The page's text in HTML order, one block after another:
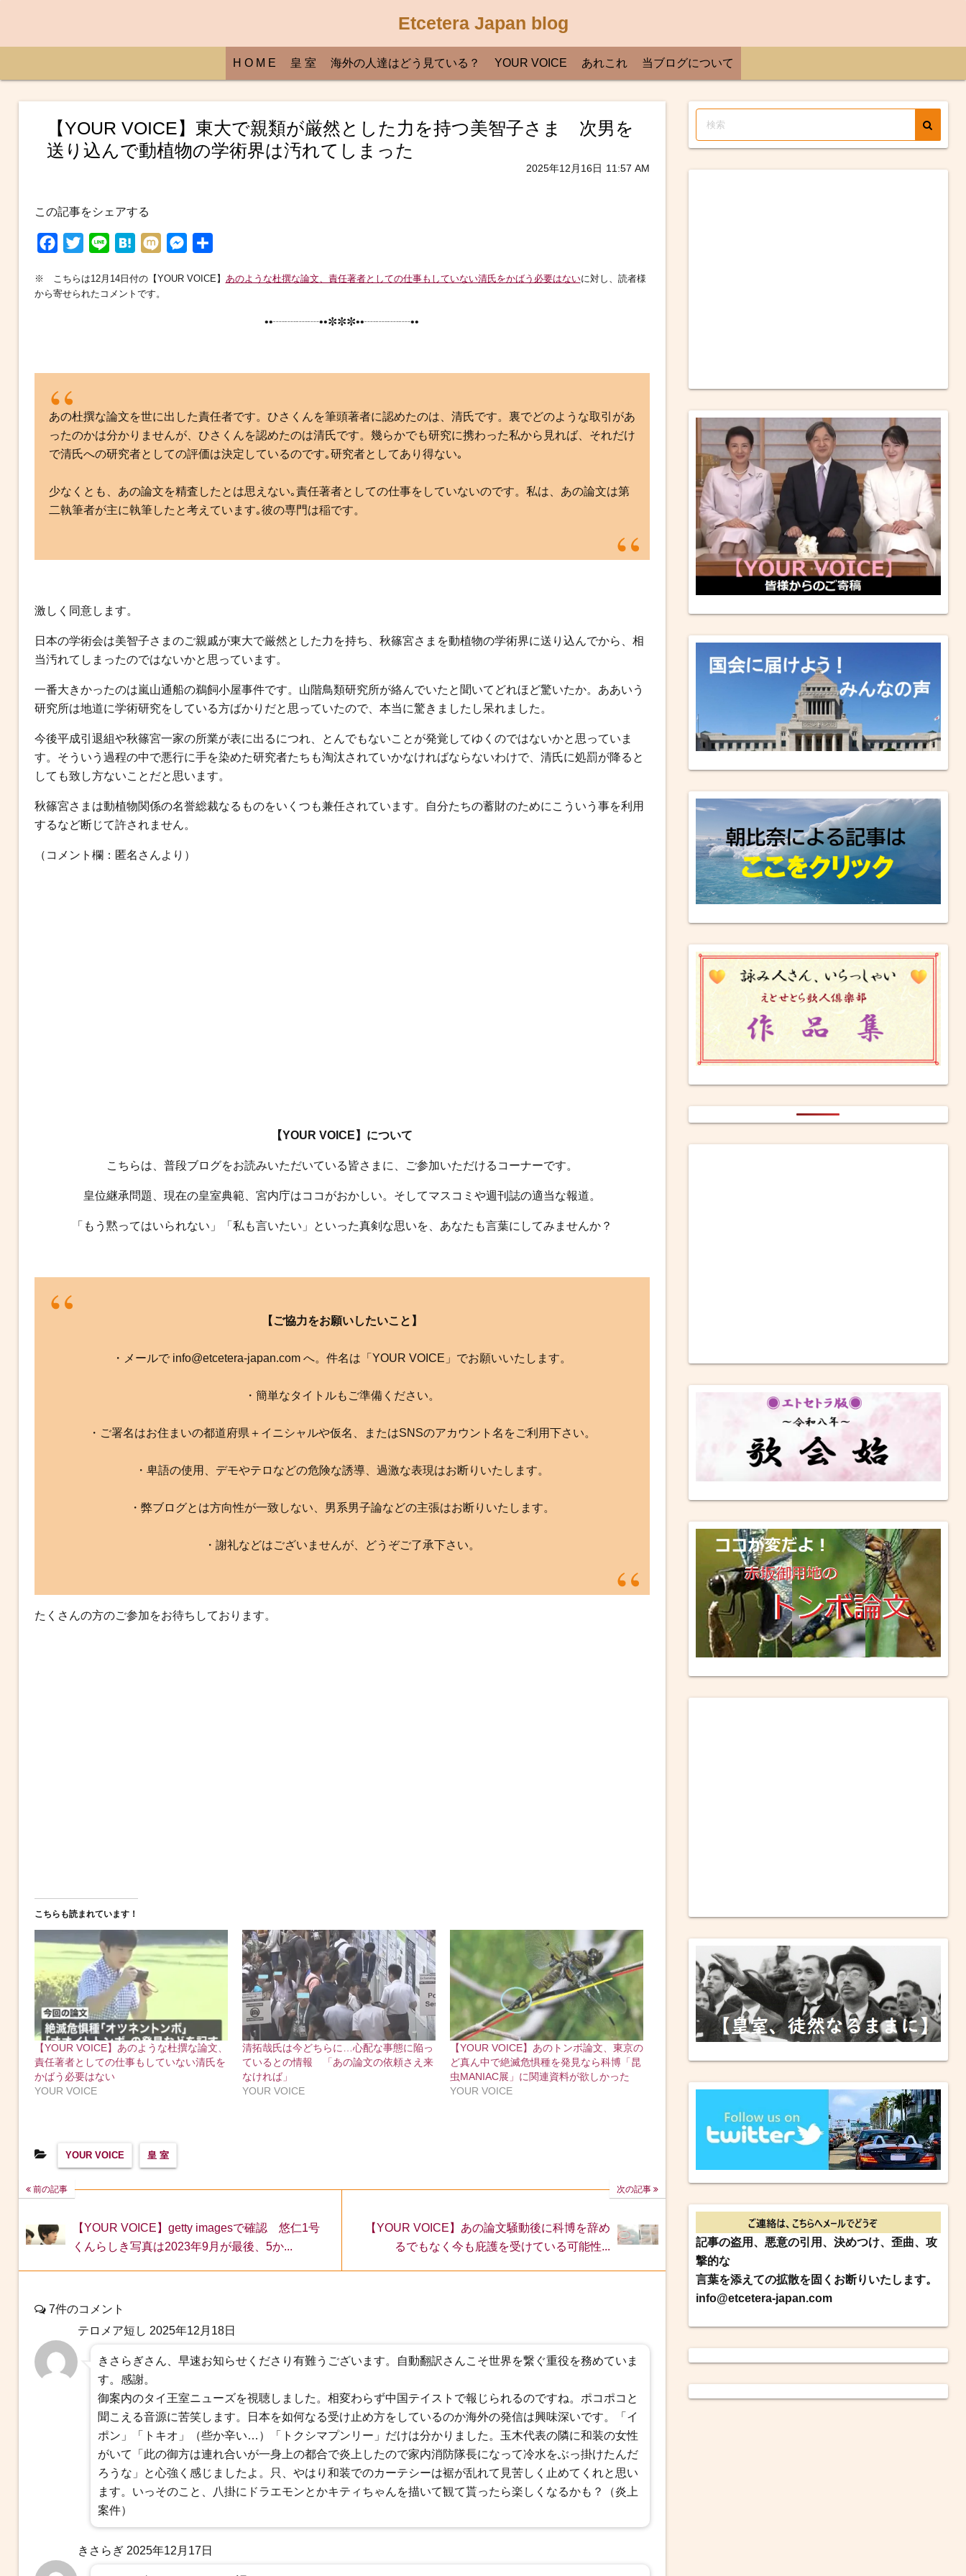
Etcetera Japan blog
H O M E 皇 室 海外の人達はどう見ている？ YOUR VOICE あれこれ 当ブログについて
【YOUR VOICE】東大で親類が厳然とした力を持つ美智子さま 次男を
送り込んで動植物の学術界は汚れてしまった
2025年12月16日 11:57 AM
この記事をシェアする
c
i
n
H
t
M
x
s
※ こちらは12月14日付の【YOUR VOICE】 あのような杜撰な論文、責任著者としての仕事もしていない清氏をかばう必要はないに対し、読者様
から寄せられたコメントです。
••┈┈┈┈••✼✼✼••┈┈┈┈••
あの杜撰な論文を世に出した責任者です。ひさくんを筆頭著者に認めたのは、清氏です。裏でどのような取引があ
ったのかは分かりませんが、ひさくんを認めたのは清氏です。幾らかでも研究に携わった私から見れば、それだけ
で清氏への研究者としての評価は決定しているのです｡研究者としてあり得ない｡
少なくとも、あの論文を精査したとは思えない｡責任著者としての仕事をしていないのです。私は、あの論文は第
二執筆者が主に執筆したと考えています｡彼の専門は稲です。
激しく同意します。
日本の学術会は美智子さまのご親戚が東大で厳然とした力を持ち、秋篠宮さまを動植物の学術界に送り込んでから、相
当汚れてしまったのではないかと思っています。
一番大きかったのは嵐山通船の鵜飼小屋事件です。山階鳥類研究所が絡んでいたと聞いてどれほど驚いたか。ああいう
研究所は地道に学術研究をしている方ばかりだと思っていたので、本当に驚きましたし呆れました。
今後平成引退組や秋篠宮一家の所業が表に出るにつれ、とんでもないことが発覚してゆくのではないかと思っていま
す。そういう過程の中で悪行に手を染めた研究者たちも淘汰されていかなければならないわけで、清氏に処罰が降ると
しても致し方ないことだと思います。
秋篠宮さまは動植物関係の名誉総裁なるものをいくつも兼任されています。自分たちの蓄財のためにこういう事を利用
するなど断じて許されません。
（コメント欄：匿名さんより）
【YOUR VOICE】について
こちらは、普段ブログをお読みいただいている皆さまに、ご参加いただけるコーナーです。
皇位継承問題、現在の皇室典範、宮内庁はココがおかしい。そしてマスコミや週刊誌の適当な報道。
「もう黙ってはいられない」「私も言いたい」といった真剣な思いを、あなたも言葉にしてみませんか？
【ご協力をお願いしたいこと】
・メールで info@etcetera-japan.com へ。件名は「YOUR VOICE」でお願いいたします。
・簡単なタイトルもご準備ください。
・ご署名はお住まいの都道府県＋イニシャルや仮名、またはSNSのアカウント名をご利用下さい。
・卑語の使用、デモやテロなどの危険な誘導、過激な表現はお断りいたします。
・弊ブログとは方向性が一致しない、男系男子論などの主張はお断りいたします。
・謝礼などはございませんが、どうぞご了承下さい。
たくさんの方のご参加をお待ちしております。
こちらも読まれています！
【YOUR VOICE】あのような杜撰な論文、
責任著者としての仕事もしていない清氏を
かばう必要はない
YOUR VOICE
清拓哉氏は今どちらに…心配な事態に陥っ
ているとの情報 「あの論文の依頼さえ来
なければ」
YOUR VOICE
【YOUR VOICE】あのトンボ論文、東京の
ど真ん中で絶滅危惧種を発見なら科博「昆
虫MANIAC展」に関連資料が欲しかった
YOUR VOICE
YOUR VOICE 皇 室
前の記事
【YOUR VOICE】getty imagesで確認 悠仁1号
くんらしき写真は2023年9月が最後、5か...
次の記事
【YOUR VOICE】あの論文騒動後に科博を辞め
るでもなく今も庇護を受けている可能性...
7件のコメント
テロメア短し 2025年12月18日
きさらぎさん、早速お知らせくださり有難うございます。自動翻訳さんこそ世界を繋ぐ重役を務めていま
す。感謝。
御案内のタイ王室ニューズを視聴しました。相変わらず中国テイストで報じられるのですね。ポコポコと
聞こえる音源に苦笑します。日本を如何なる受け止め方をしているのか海外の発信は興味深いです。「イ
ポン」「トキオ」（些か辛い…）「トクシマプンリー」だけは分かりました。玉木代表の隣に和装の女性
がいて「此の御方は連れ合いが一身上の都合で炎上したので家内消防隊長になって冷水をぶっ掛けたんだ
ろうな」と心強く感じましたよ。只、やはり和装でのカーテシーは裾が乱れて見苦しく止めてくれと思い
ます。いっそのこと、八掛にドラエモンとかキティちゃんを描いて観て貰ったら楽しくなるかも？（炎上
案件）
きさらぎ 2025年12月17日
記事の盗用、悪意の引用、決めつけ、歪曲、攻
撃的な
言葉を添えての拡散を固くお断りいたします。
info@etcetera-japan.com